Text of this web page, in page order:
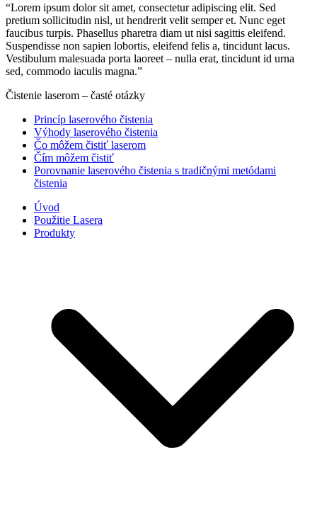
“Lorem ipsum dolor sit amet, consectetur adipiscing elit. Sed
pretium sollicitudin nisl, ut hendrerit velit semper et. Nunc eget
faucibus turpis. Phasellus pharetra diam ut nisi sagittis eleifend.
Suspendisse non sapien lobortis, eleifend felis a, tincidunt lacus.
Vestibulum malesuada porta laoreet – nulla erat, tincidunt id urna
sed, commodo iaculis magna.”
Čistenie laserom – časté otázky
Princíp laserového čistenia
Výhody laserového čistenia
Čo môžem čistiť laserom
Čím môžem čistiť
Porovnanie laserového čistenia s tradičnými metódami
čistenia
Úvod
Použitie Lasera
Produkty